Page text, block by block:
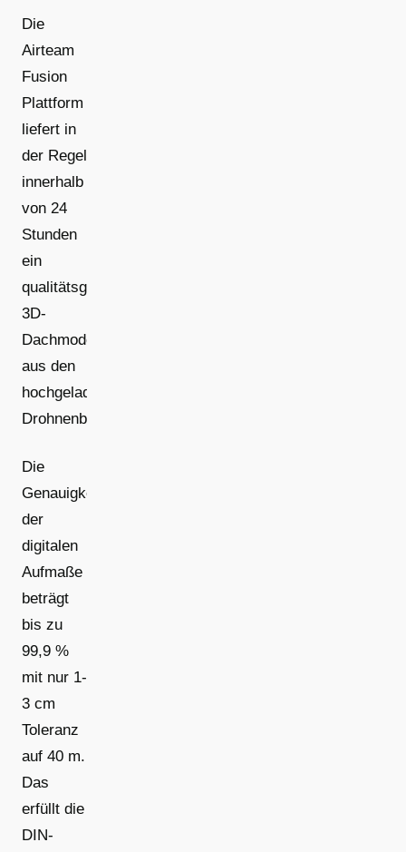
Die
Airteam
Fusion
Plattform
liefert in
der Regel
innerhalb
von 24
Stunden
ein
qualitätsgeprüftes
3D-
Dachmodell
aus den
hochgeladenen
Drohnenbildern.
Die
Genauigkeit
der
digitalen
Aufmaße
beträgt
bis zu
99,9 %
mit nur 1-
3 cm
Toleranz
auf 40 m.
Das
erfüllt die
DIN-